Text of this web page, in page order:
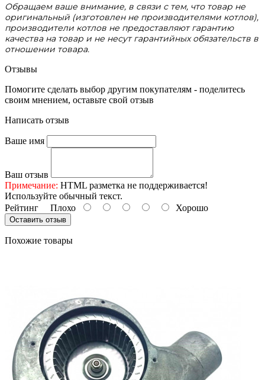
Обращаем ваше внимание, в связи с тем, что товар не
оригинальный (изготовлен не производителями котлов),
производители котлов не предоставляют гарантию
качества на товар и не несут гарантийных обязательств в
отношении товара.
Отзывы
Помогите сделать выбор другим покупателям - поделитесь
своим мнением, оставьте свой отзыв
Написать отзыв
Ваше имя
Ваш отзыв
Примечание: HTML разметка не поддерживается!
Используйте обычный текст.
Рейтинг Плохо Хорошо
Оставить отзыв
Похожие товары